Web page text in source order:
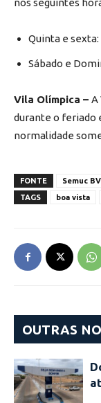
nos seguintes
Quinta e sexta:
Sábado e
Vila Olímpica – A
durante o feriado
normalidade
FONTE
Semuc BV
TAGS
boa vista
OUTRAS